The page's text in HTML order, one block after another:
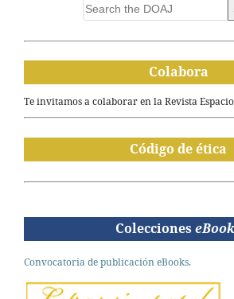
Colabora
Te invitamos a colaborar en la Revista
Código de ética
Colecciones
Convocatoria de publicación eBooks.